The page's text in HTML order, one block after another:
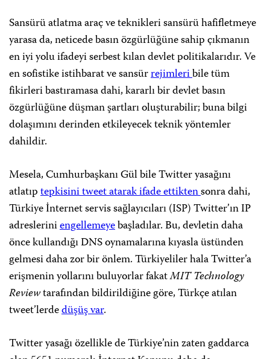
Sansürü atlatma araç ve teknikleri sansürü hafifletmeye
yarasa da, neticede basın özgürlüğüne sahip çıkmanın
en iyi yolu ifadeyi serbest kılan devlet politikalarıdır. Ve
en sofistike istihbarat ve sansürrejimleribile tüm
fikirleri bastıramasa dahi, kararlı bir devlet basın
özgürlüğüne düşman şartları oluşturabilir; buna bilgi
dolaşımını derinden etkileyecek teknik yöntemler
dahildir.
Mesela, Cumhurbaşkanı Gül bile Twitter yasağını
atlatıptepkisini tweet atarak ifade ettiktensonra dahi,
Türkiye İnternet servis sağlayıcıları (ISP) Twitter’ın IP
adresleriniengellemeyebaşladılar. Bu, devletin daha
önce kullandığı DNS oynamalarına kıyasla üstünden
gelmesi daha zor bir önlem. Türkiyeliler hala Twitter’a
erişmenin yollarını buluyorlar fakatMIT Technology
Reviewtarafından bildirildiğine göre, Türkçe atılan
tweet’lerdedüşüş var.
Twitter yasağı özellikle de Türkiye’nin zaten gaddarca